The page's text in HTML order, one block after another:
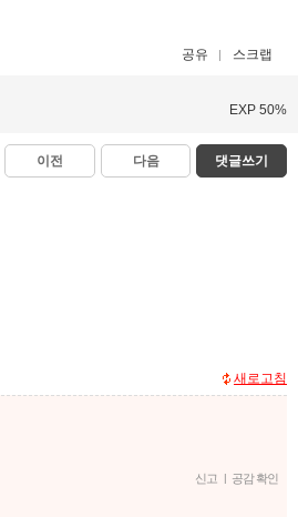
공유 스크랩
EXP 50%
이전 다음 댓글쓰기
새로고침
신고 | 공감 확인